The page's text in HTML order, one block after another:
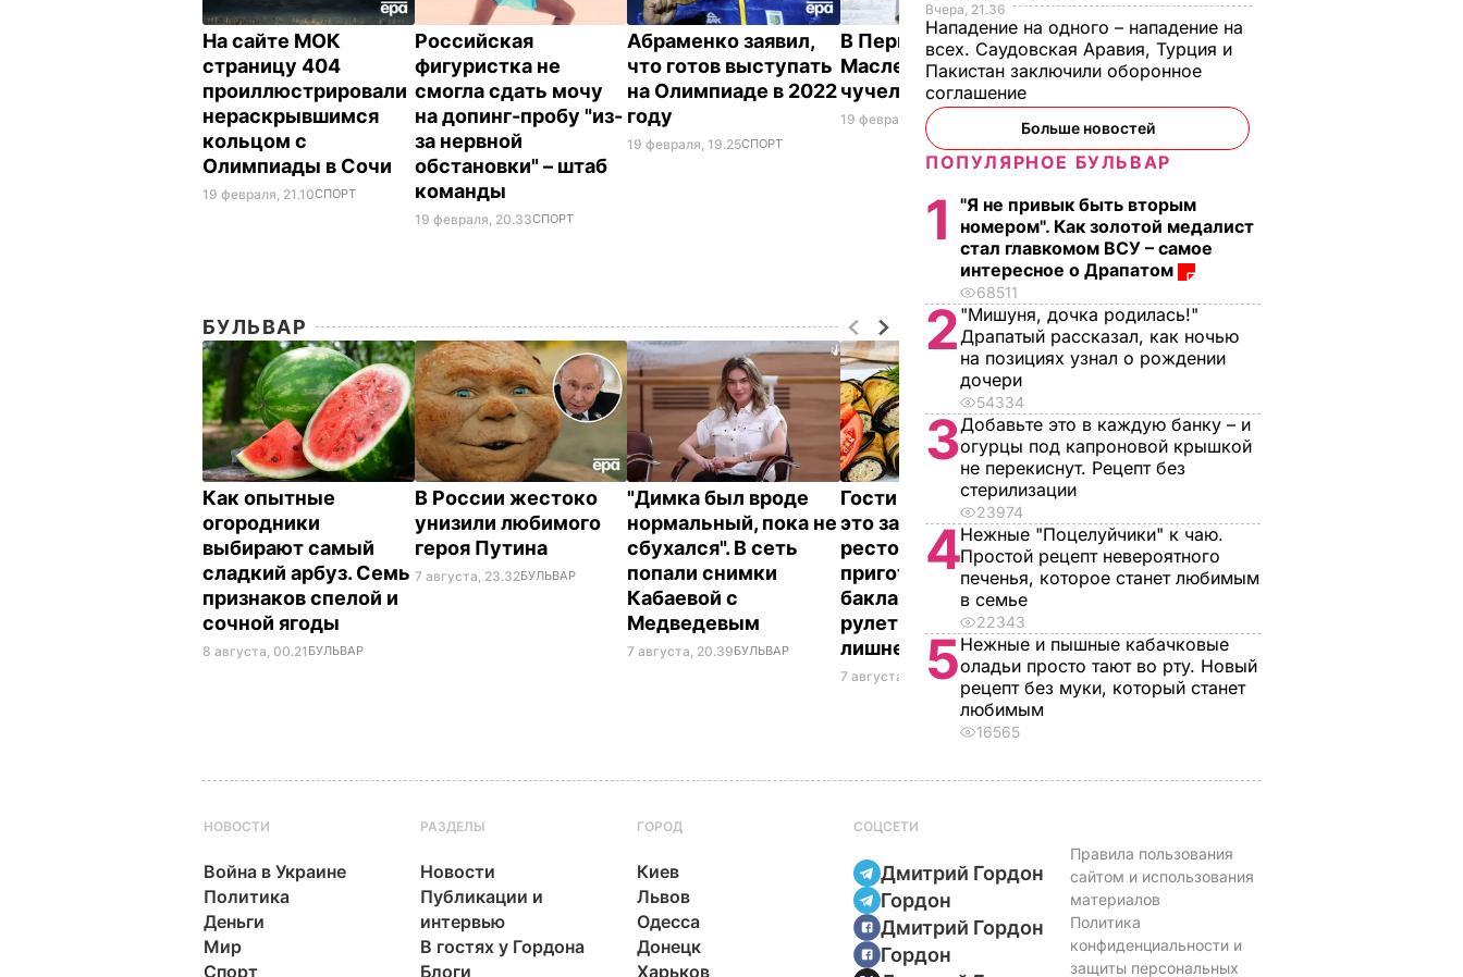
На сайте МОК
страницу 404
проиллюстрировали
нераскрывшимся
кольцом с
Олимпиады в Сочи
19 февраля, 21.10СПОРТ
Российская
фигуристка не
смогла сдать мочу
на допинг-пробу "из-
за нервной
обстановки" – штаб
команды
19 февраля, 20.33СПОРТ
Абраменко заявил,
что готов выступать
на Олимпиаде в 2022
году
19 февраля, 19.25СПОРТ
В Перми на
Масленицу сожгли
чучело Родченкова
19 февраля, 17.27
Олимпиада 2018.
Украинский золотой
Абраменко и его
тренер получат по
$50 тыс. призовых
19 февраля, 16.51
БУЛЬВАР
Как опытные
огородники
выбирают самый
сладкий арбуз. Семь
признаков спелой и
сочной ягоды
8 августа, 00.21 БУЛЬВАР
В России жестоко
унизили любимого
героя Путина
7 августа, 23.32БУЛЬВАР
"Димка был вроде
нормальный, пока не
сбухался". В сеть
попали снимки
Кабаевой с
Медведевым
7 августа, 20.39БУЛЬВАР
Гости думают, что
это закуска из
ресторана. Как
приготовить нежные
баклажанные
рулетики без
лишнего жира
7 августа, 20.17БУЛЬВАР
"Ничего навязывать
не буду". Драпатый
рассказал, какую
профессию выбрал
Вчера, 21.36
Нападение на одного – нападение на
всех. Саудовская Аравия, Турция и
Пакистан заключили оборонное
соглашение
Больше новостей
ПОПУЛЯРНОЕ БУЛЬВАР
1
"Я не привык быть вторым
номером". Как золотой медалист
стал главкомом ВСУ – самое
интересное о Драпатом
68511
2 "Мишуня, дочка родилась!"
Драпатый рассказал, как ночью
на позициях узнал о рождении
дочери
54334
3Добавьте это в каждую банку – и
огурцы под капроновой крышкой
не перекиснут. Рецепт без
стерилизации
23974
4Нежные "Поцелуйчики" к чаю.
Простой рецепт невероятного
печенья, которое станет любимым
в семье
22343
5Нежные и пышные кабачковые
оладьи просто тают во рту. Новый
рецепт без муки, который станет
любимым
16565
НОВОСТИ
Война в Украине
Политика
Деньги
Мир
Спорт
РАЗДЕЛЫ
Новости
Публикации и
интервью
В гостях у Гордона
Блоги
ГОРОД
Киев
Львов
Одесса
Донецк
Харьков
СОЦСЕТИ
Дмитрий Гордон
Гордон
Дмитрий Гордон
Гордон
Правила пользования
сайтом и использования
материалов
Политика
конфиденциальности и
защиты персональных